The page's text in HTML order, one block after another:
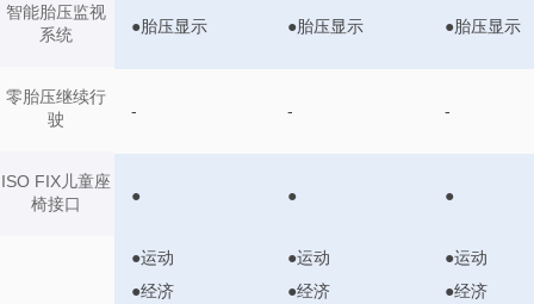
智能胎压监视
系统
零胎压继续行
驶
ISO FIX儿童座
椅接口
●胎压显示 ●胎压显示 ●胎压显示
- - -
● ● ●
●运动
●经济
●运动
●经济
●运动
●经济